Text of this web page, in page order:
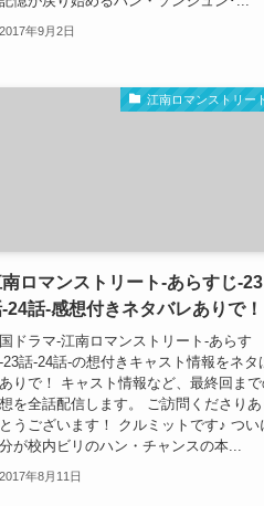
2017年9月2日
江南ロマンストリー
ロマンストリート-あらすじ-23
24話-感想付きネタバレありで！
ドラマ-江南ロマンストリート-あらす
23話-24話-の想付きキャスト情報をネタ
りで！ キャスト情報など、最終回まで
を全話配信します。 ご訪問くださりあ
うございます！ クルミットです♪ つい
が校内ビリのハン・チャンスの本...
2017年8月11日